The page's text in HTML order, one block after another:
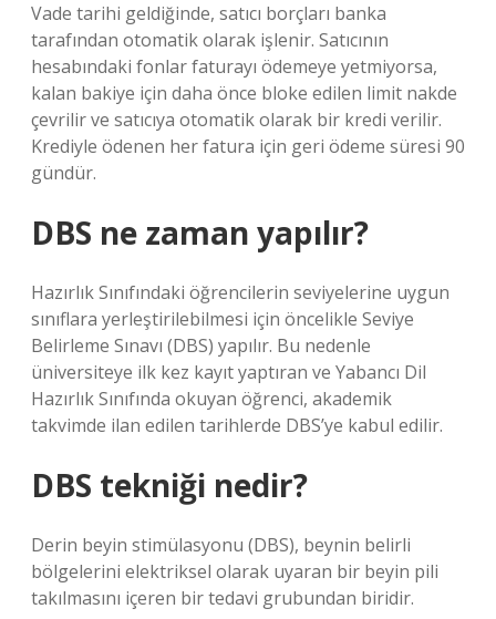
Vade tarihi geldiğinde, satıcı borçları banka
tarafından otomatik olarak işlenir. Satıcının
hesabındaki fonlar faturayı ödemeye yetmiyorsa,
kalan bakiye için daha önce bloke edilen limit nakde
çevrilir ve satıcıya otomatik olarak bir kredi verilir.
Krediyle ödenen her fatura için geri ödeme süresi 90
gündür.
DBS ne zaman yapılır?
Hazırlık Sınıfındaki öğrencilerin seviyelerine uygun
sınıflara yerleştirilebilmesi için öncelikle Seviye
Belirleme Sınavı (DBS) yapılır. Bu nedenle
üniversiteye ilk kez kayıt yaptıran ve Yabancı Dil
Hazırlık Sınıfında okuyan öğrenci, akademik
takvimde ilan edilen tarihlerde DBS’ye kabul edilir.
DBS tekniği nedir?
Derin beyin stimülasyonu (DBS), beynin belirli
bölgelerini elektriksel olarak uyaran bir beyin pili
takılmasını içeren bir tedavi grubundan biridir.